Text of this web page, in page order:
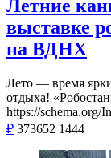
Летние
выставке
на ВДНХ
Лето — время
отдыха!
https://schema.org/
₽ 373652 1444